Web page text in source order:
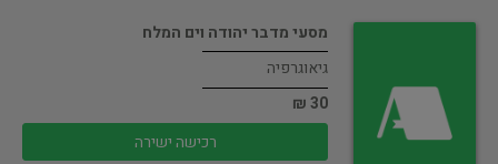
מסעי מדבר יהודה וים המלח
גיאוגרפיה
30 ₪
רכישה ישירה